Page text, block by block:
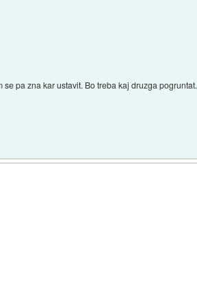
pa zna kar ustavit. Bo treba kaj druzga pogruntat.